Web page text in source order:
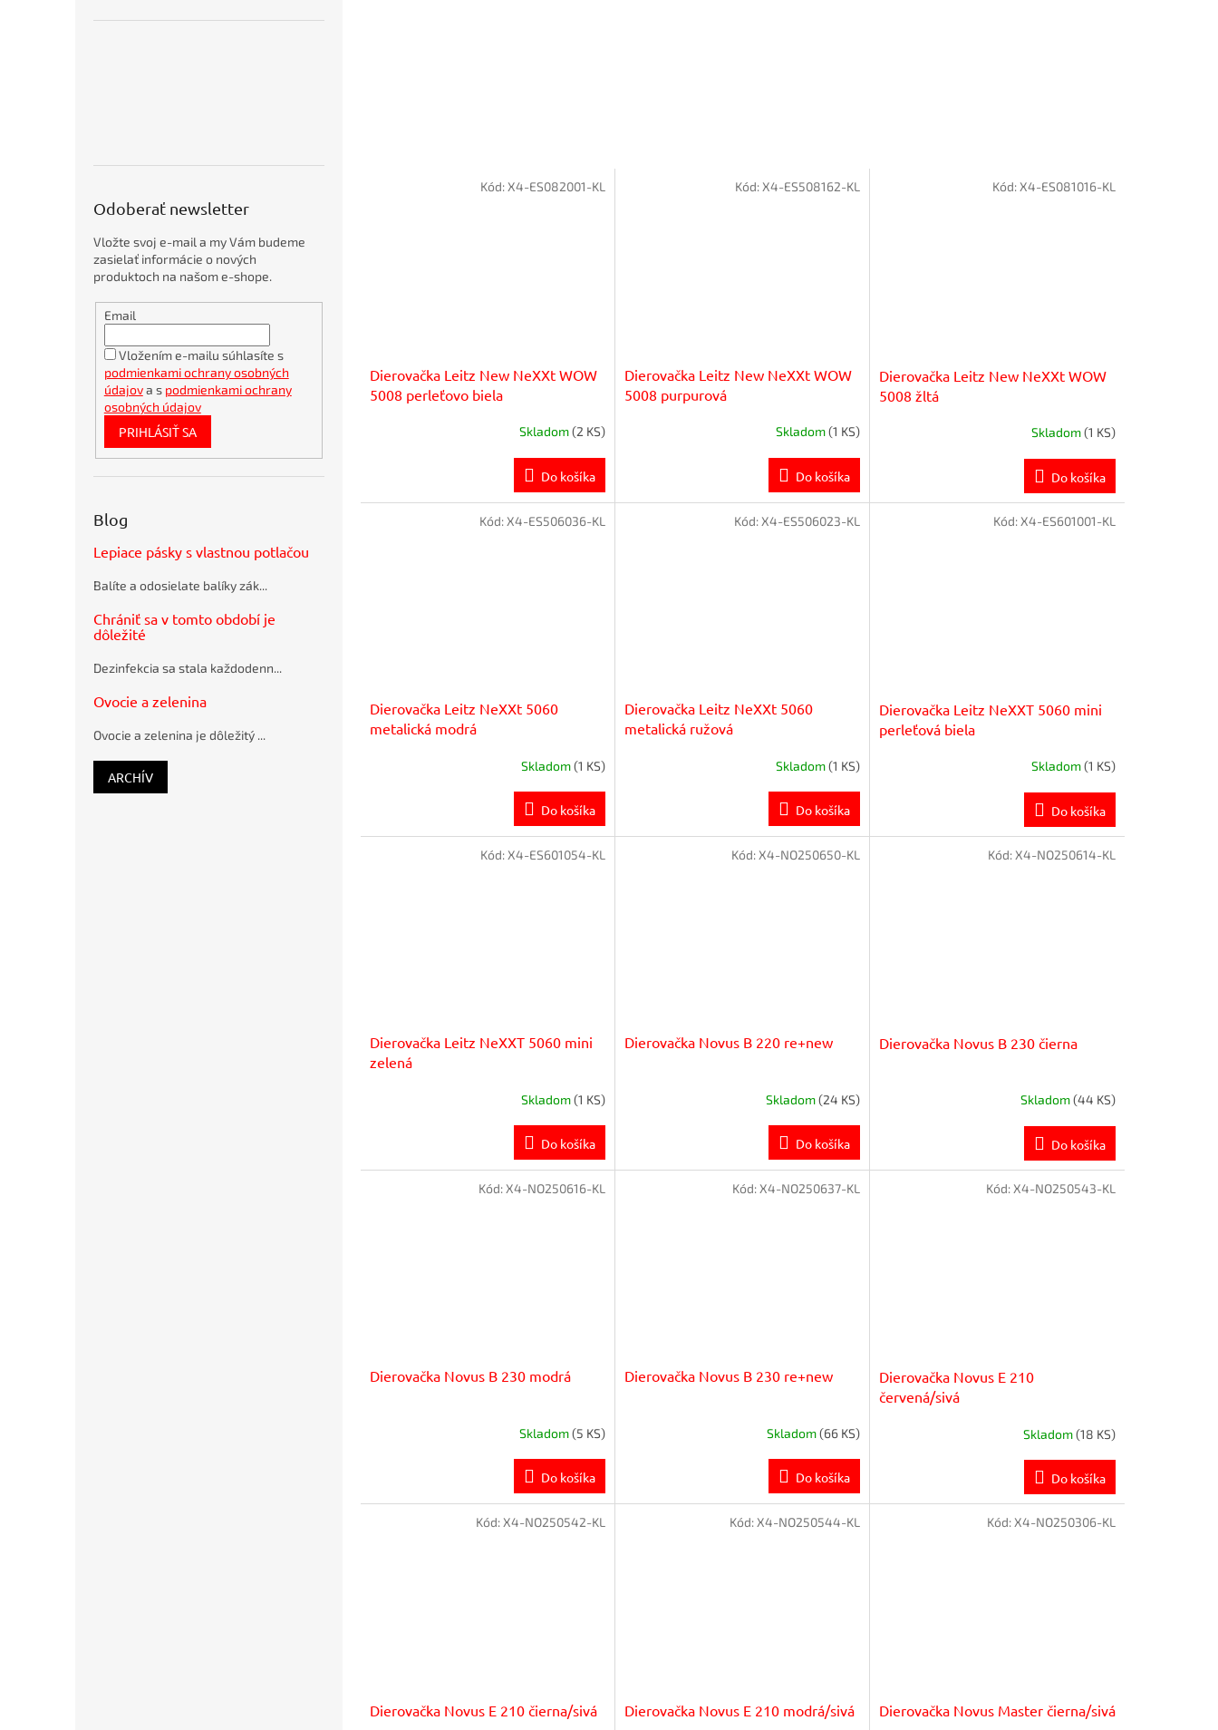
DROGÉRIA
POMÔCKY
o
u
k
t
o
v
Obálky
360x275mm
Bambusové
pero
BORGO
STRAW
natur
Bublinkové
obálky
Flash
Q-
2.0, 4 GB
pero
Schneider
plastové
Odoberať newsletter
Vložte svoj e-mail a my Vám budeme
zasielať informácie o nových
produktoch na našom e-shope.
Email
Vložením e-mailu súhlasíte s
podmienkami ochrany osobných
údajova s podmienkami ochrany
osobných údajov
PRIHLÁSIŤ SA
Blog
Lepiace pásky s vlastnou potlačou
Balíte a odosielate balíky zák...
Chrániť sa v tomto období je
dôležité
Dezinfekcia sa stala každodenn...
Ovocie a zelenina
Ovocie a zelenina je dôležitý ...
ARCHÍV
Dierovačka Leitz New NeXXt WOW
5008 perleťovo biela
Skladom(2 KS)
Do košíka
Kód:X4-ES082001-KL
Dierovačka Leitz New NeXXt WOW
5008 purpurová
Skladom(1 KS)
Do košíka
Kód:X4-ES508162-KL
Dierovačka Leitz New NeXXt WOW
5008 žltá
Skladom(1 KS)
Do košíka
Kód:X4-ES081016-KL
Dierovačka Leitz NeXXt 5060
metalická modrá
Skladom(1 KS)
Do košíka
Kód:X4-ES506036-KL
Dierovačka Leitz NeXXt 5060
metalická ružová
Skladom(1 KS)
Do košíka
Kód:X4-ES506023-KL
Dierovačka Leitz NeXXT 5060 mini
perleťová biela
Skladom(1 KS)
Do košíka
Kód:X4-ES601001-KL
Dierovačka Leitz NeXXT 5060 mini
zelená
Skladom(1 KS)
Do košíka
Kód:X4-ES601054-KL
Dierovačka Novus B 220 re+new
Skladom(24 KS)
Do košíka
Kód:X4-NO250650-KL
Dierovačka Novus B 230 čierna
Skladom(44 KS)
Do košíka
Kód:X4-NO250614-KL
Dierovačka Novus B 230 modrá
Skladom(5 KS)
Do košíka
Kód:X4-NO250616-KL
Dierovačka Novus B 230 re+new
Skladom(66 KS)
Do košíka
Kód:X4-NO250637-KL
Dierovačka Novus E 210
červená/sivá
Skladom(18 KS)
Do košíka
Kód:X4-NO250543-KL
Dierovačka Novus E 210 čierna/sivá
Kód:X4-NO250542-KL
Dierovačka Novus E 210 modrá/sivá
Kód:X4-NO250544-KL
Dierovačka Novus Master čierna/sivá
Kód:X4-NO250306-KL